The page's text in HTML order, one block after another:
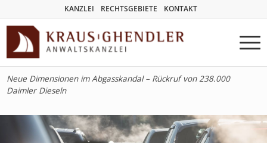
KANZLEI RECHTSGEBIETE KONTAKT
Neue Dimensionen im Abgasskandal – Rückruf von 238.000
Daimler Dieseln